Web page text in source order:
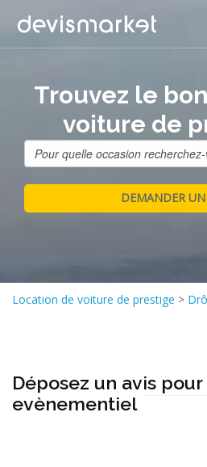
Trouvez le
voiture de
Location de voiture de prestige >
Déposez un avis
evènementiel